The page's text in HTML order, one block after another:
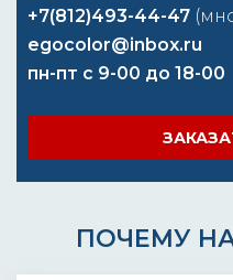
+7(812)493-44-47
egocolor@inbox.ru
пн-пт с 9-00 до 18-00
ПОЧЕМУ